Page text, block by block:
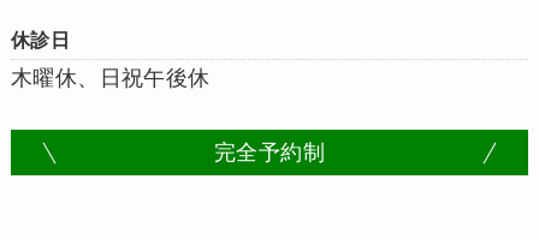
休診日
木曜休、日祝午後休
完全予約制